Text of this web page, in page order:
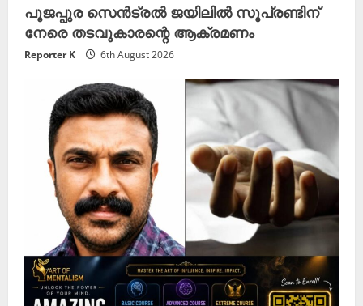
പൂജപ്പുര സെൻട്രൽ ജയിലിൽ സൂപ്രണ്ടിന്
നേരെ തടവുകാരന്റെ ആക്രമണം
Reporter K 6th August 2026